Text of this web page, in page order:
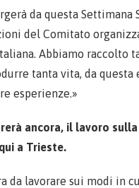
da questa Settimana
del Comitato
Abbiamo raccolto
tanta vita, da questa
esperienze.»
ancora, il lavoro
a Trieste.
da lavorare sui modi in